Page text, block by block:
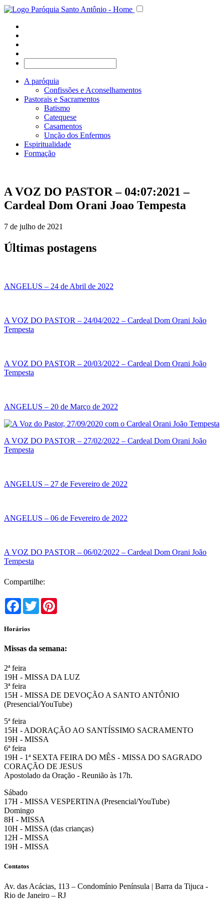
A paróquia
Confissões e Aconselhamentos
Pastorais e Sacramentos
Batismo
Catequese
Casamentos
Unção dos Enfermos
Espiritualidade
Formação
A VOZ DO PASTOR – 04:07:2021 –
Cardeal Dom Orani Joao Tempesta
7 de julho de 2021
Últimas postagens
ANGELUS – 24 de Abril de 2022
A VOZ DO PASTOR – 24/04/2022 – Cardeal Dom Orani João
Tempesta
A VOZ DO PASTOR – 20/03/2022 – Cardeal Dom Orani João
Tempesta
ANGELUS – 20 de Março de 2022
A VOZ DO PASTOR – 27/02/2022 – Cardeal Dom Orani João
Tempesta
ANGELUS – 27 de Fevereiro de 2022
ANGELUS – 06 de Fevereiro de 2022
A VOZ DO PASTOR – 06/02/2022 – Cardeal Dom Orani João
Tempesta
Compartilhe:
Facebook
Twitter
Horários
Missas da semana:
2ª feira
19H - MISSA DA LUZ
3ª feira
15H - MISSA DE DEVOÇÃO A SANTO ANTÔNIO
(Presencial/YouTube)
5ª feira
15H - ADORAÇÃO AO SANTÍSSIMO SACRAMENTO
19H - MISSA
6ª feira
19H - 1ª SEXTA FEIRA DO MÊS - MISSA DO SAGRADO
CORAÇÃO DE JESUS
Apostolado da Oração - Reunião às 17h.
Sábado
17H - MISSA VESPERTINA (Presencial/YouTube)
Domingo
8H - MISSA
10H - MISSA (das crianças)
12H - MISSA
19H - MISSA
Contatos
Av. das Acácias, 113 – Condomínio Península | Barra da Tijuca -
Rio de Janeiro – RJ